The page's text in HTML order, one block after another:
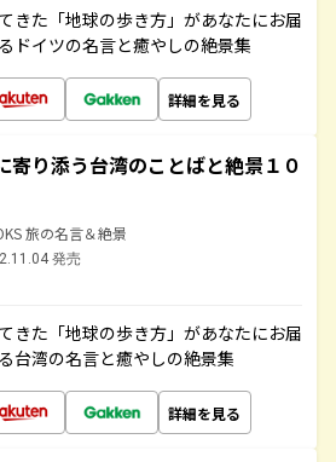
きた「地球の歩き方」があなたにお届
ドイツの名言と癒やしの絶景集
詳細を見る
寄り添う台湾のことばと絶景１０
旅の名言＆絶景
発売
きた「地球の歩き方」があなたにお届
台湾の名言と癒やしの絶景集
詳細を見る